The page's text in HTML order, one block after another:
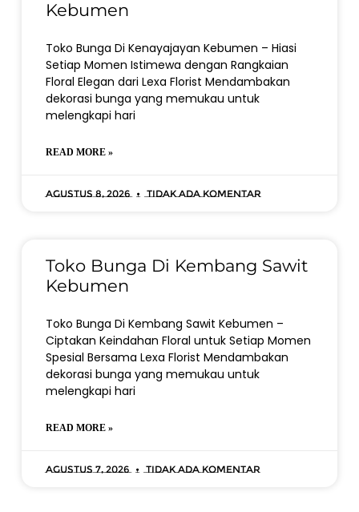
Kebumen
Toko Bunga Di Kenayajayan Kebumen – Hiasi
Setiap Momen Istimewa dengan Rangkaian
Floral Elegan dari Lexa Florist Mendambakan
dekorasi bunga yang memukau untuk
melengkapi hari
READ MORE »
Agustus 8, 2026 Tidak ada komentar
Toko Bunga Di Kembang Sawit
Kebumen
Toko Bunga Di Kembang Sawit Kebumen –
Ciptakan Keindahan Floral untuk Setiap Momen
Spesial Bersama Lexa Florist Mendambakan
dekorasi bunga yang memukau untuk
melengkapi hari
READ MORE »
Agustus 7, 2026 Tidak ada komentar